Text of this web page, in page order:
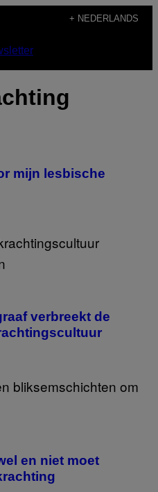
+ NEDERLANDS
mijn lesbische
verbreekt de
en niet moet